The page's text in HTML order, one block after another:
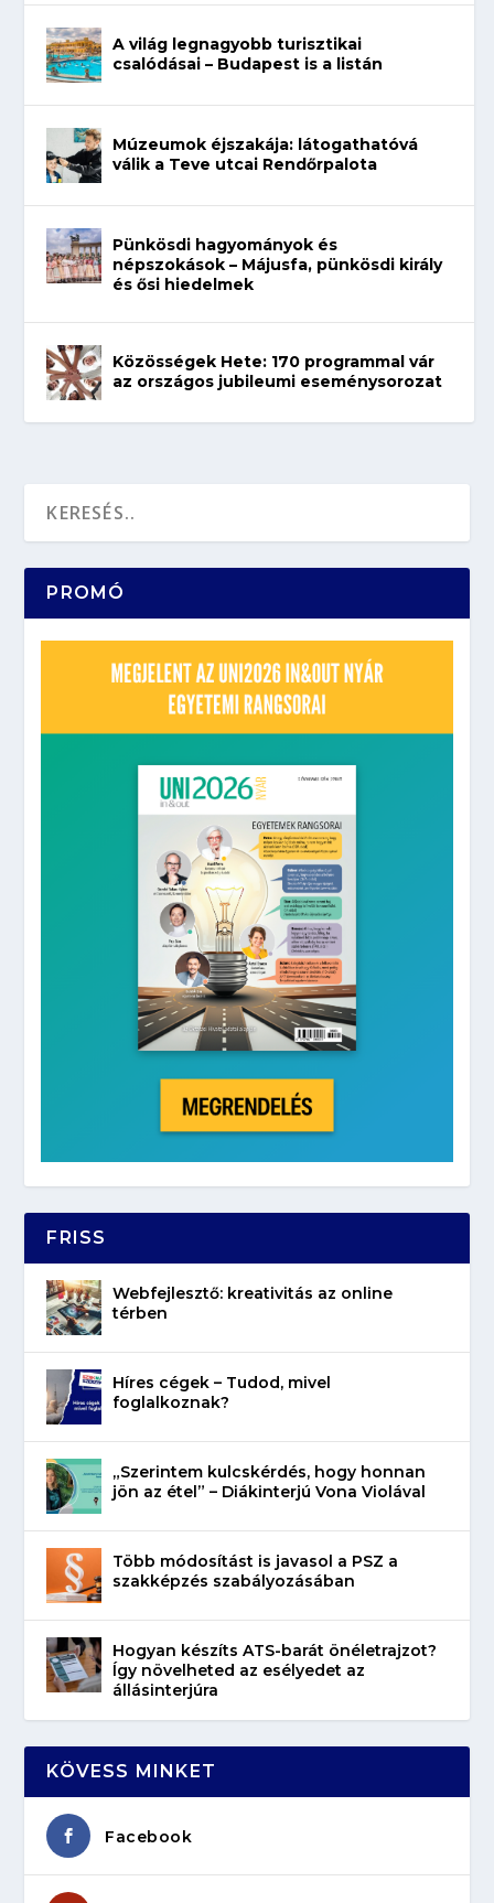
A világ legnagyobb turisztikai
csalódásai – Budapest is a listán
Múzeumok éjszakája: látogathatóvá
válik a Teve utcai Rendőrpalota
Pünkösdi hagyományok és
népszokások – Májusfa, pünkösdi király
és ősi hiedelmek
Közösségek Hete: 170 programmal vár
az országos jubileumi eseménysorozat
PROMÓ
FRISS
Webfejlesztő: kreativitás az online
térben
Híres cégek – Tudod, mivel
foglalkoznak?
„Szerintem kulcskérdés, hogy honnan
jön az étel” – Diákinterjú Vona Violával
Több módosítást is javasol a PSZ a
szakképzés szabályozásában
Hogyan készíts ATS-barát önéletrajzot?
Így növelheted az esélyedet az
állásinterjúra
KÖVESS MINKET
Facebook